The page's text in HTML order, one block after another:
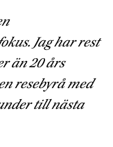
Jag har rest
än 20 års
resebyrå med
till nästa